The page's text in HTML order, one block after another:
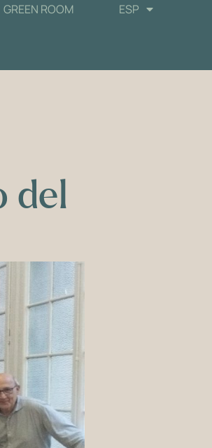
GREEN ROOM ESP
del